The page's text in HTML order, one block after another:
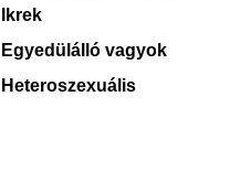
Ikrek
Egyedülálló vagyok
Heteroszexuális